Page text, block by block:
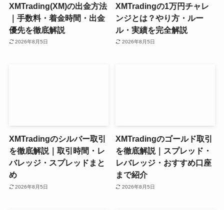
XMTrading(XM)の出金方法
｜手数料・着金時間・出金
優先を徹底解説
2026年8月5日
XMTradingの1万円チャレ
ンジとは？やり方・ルー
ル・実績を完全解説
2026年8月5日
XMTradingのシルバー取引
を徹底解説｜取引時間・レ
バレッジ・スプレッドまと
め
2026年8月5日
XMTradingのゴールド取引
を徹底解説｜スプレッド・
レバレッジ・おすすめ口座
まで紹介
2026年8月5日